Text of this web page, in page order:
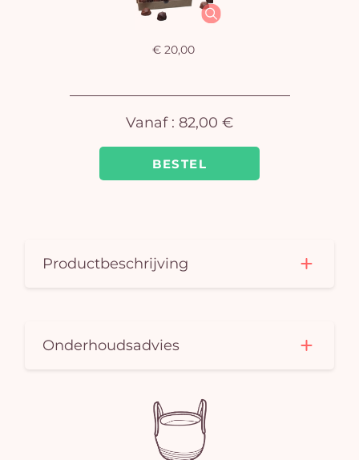
BESTEL
€ 20,00
Vanaf : 82,00 €
Productbeschrijving
Onderhoudsadvies